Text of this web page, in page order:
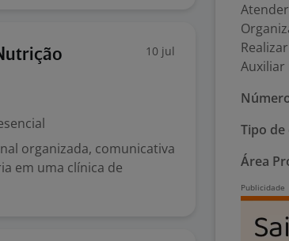
10 jul
organizada, comunicativa
em uma clínica de
Auxiliar
Tipo de
Área